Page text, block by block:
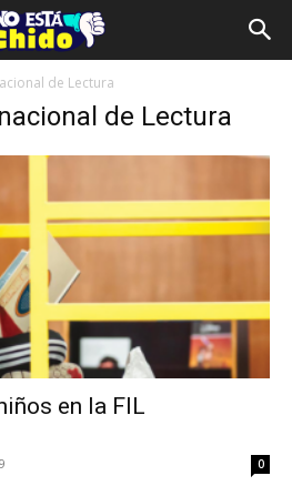
de Lectura
de Lectura
en la FIL
0